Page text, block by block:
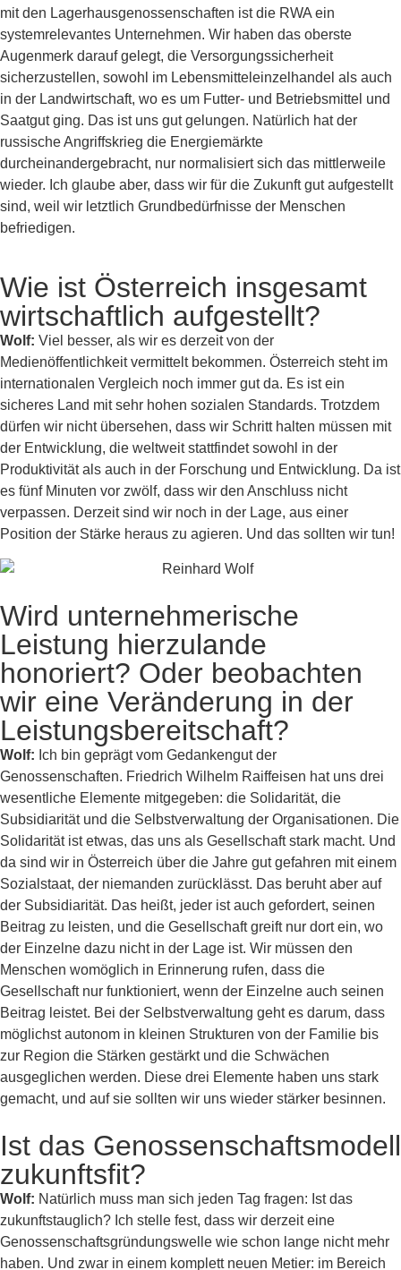
mit den Lagerhausgenossenschaften ist die RWA ein
systemrelevantes Unternehmen. Wir haben das oberste
Augenmerk darauf gelegt, die Versorgungssicherheit
sicherzustellen, sowohl im Lebensmitteleinzelhandel als auch
in der Landwirtschaft, wo es um Futter- und Betriebsmittel und
Saatgut ging. Das ist uns gut gelungen. Natürlich hat der
russische Angriffskrieg die Energiemärkte
durcheinandergebracht, nur normalisiert sich das mittlerweile
wieder. Ich glaube aber, dass wir für die Zukunft gut aufgestellt
sind, weil wir letztlich Grundbedürfnisse der Menschen
befriedigen.
Wie ist Österreich insgesamt
wirtschaftlich aufgestellt?
Wolf: Viel besser, als wir es derzeit von der
Medienöffentlichkeit vermittelt bekommen. Österreich steht im
internationalen Vergleich noch immer gut da. Es ist ein
sicheres Land mit sehr hohen sozialen Standards. Trotzdem
dürfen wir nicht übersehen, dass wir Schritt halten müssen mit
der Entwicklung, die weltweit stattfindet sowohl in der
Produktivität als auch in der Forschung und Entwicklung. Da ist
es fünf Minuten vor zwölf, dass wir den Anschluss nicht
verpassen. Derzeit sind wir noch in der Lage, aus einer
Position der Stärke heraus zu agieren. Und das sollten wir tun!
Wird unternehmerische
Leistung hierzulande
honoriert? Oder beobachten
wir eine Veränderung in der
Leistungsbereitschaft?
Wolf: Ich bin geprägt vom Gedankengut der
Genossenschaften. Friedrich Wilhelm Raiffeisen hat uns drei
wesentliche Elemente mitgegeben: die Solidarität, die
Subsidiarität und die Selbstverwaltung der Organisationen. Die
Solidarität ist etwas, das uns als Gesellschaft stark macht. Und
da sind wir in Österreich über die Jahre gut gefahren mit einem
Sozialstaat, der niemanden zurücklässt. Das beruht aber auf
der Subsidiarität. Das heißt, jeder ist auch gefordert, seinen
Beitrag zu leisten, und die Gesellschaft greift nur dort ein, wo
der Einzelne dazu nicht in der Lage ist. Wir müssen den
Menschen womöglich in Erinnerung rufen, dass die
Gesellschaft nur funktioniert, wenn der Einzelne auch seinen
Beitrag leistet. Bei der Selbstverwaltung geht es darum, dass
möglichst autonom in kleinen Strukturen von der Familie bis
zur Region die Stärken gestärkt und die Schwächen
ausgeglichen werden. Diese drei Elemente haben uns stark
gemacht, und auf sie sollten wir uns wieder stärker besinnen.
Ist das Genossenschaftsmodell
zukunftsfit?
Wolf: Natürlich muss man sich jeden Tag fragen: Ist das
zukunftstauglich? Ich stelle fest, dass wir derzeit eine
Genossenschaftsgründungswelle wie schon lange nicht mehr
haben. Und zwar in einem komplett neuen Metier: im Bereich